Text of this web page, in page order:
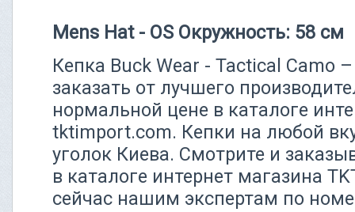
Mens Hat - OS Окружность: 58 см
Кепка Buck Wear - Tactical Camo
заказать от лучшего
нормальной цене в каталоге
tktimport.com. Кепки на любой
уголок Киева. Смотрите и
в каталоге интернет магазина
сейчас нашим экспертам по